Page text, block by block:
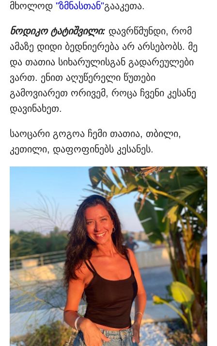
მხოლოდ "ზმნასთან"გააკეთა.
ნოდიკო ტატიშვილი: დავრწმუნდი, რომ
ამაზე დიდი ბედნიერება არ არსებობს. მე
და თათია სიხარულისგან გადარეულები
ვართ. ენით აღუწერელი წუთები
გამოვიარეთ ორივემ, როცა ჩვენი კესანე
დავინახეთ.
საოცარი გოგოა ჩემი თათია, თბილი,
კეთილი, დაფოფინებს კესანეს.